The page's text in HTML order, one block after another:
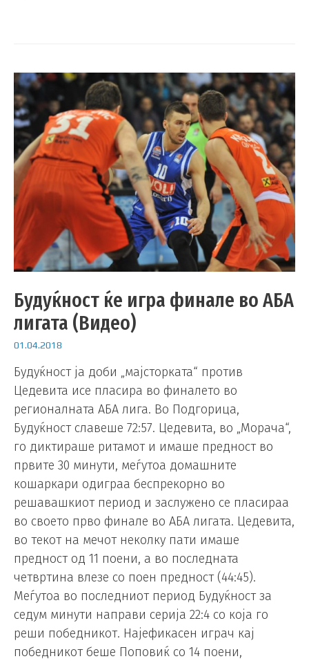
Будуќност ќе игра финале во АБА
лигата (Видео)
01.04.2018
Будуќност ја доби „мајсторката“ против
Цедевита исе пласира во финалето во
регионалната АБА лига. Во Подгорица,
Будуќност славеше 72:57. Цедевита, во „Морача“,
го диктираше ритамот и имаше предност во
првите 30 минути, меѓутоа домашните
кошаркари одиграа беспрекорно во
решавашкиот период и заслужено се пласираа
во своето прво финале во АБА лигата. Цедевита,
во текот на мечот неколку пати имаше
предност од 11 поени, а во последната
четвртина влезе со поен предност (44:45).
Меѓутоа во последниот период Будуќност за
седум минути направи серија 22:4 со која го
реши победникот. Најефикасен играч кај
победникот беше Поповиќ со 14 поени,